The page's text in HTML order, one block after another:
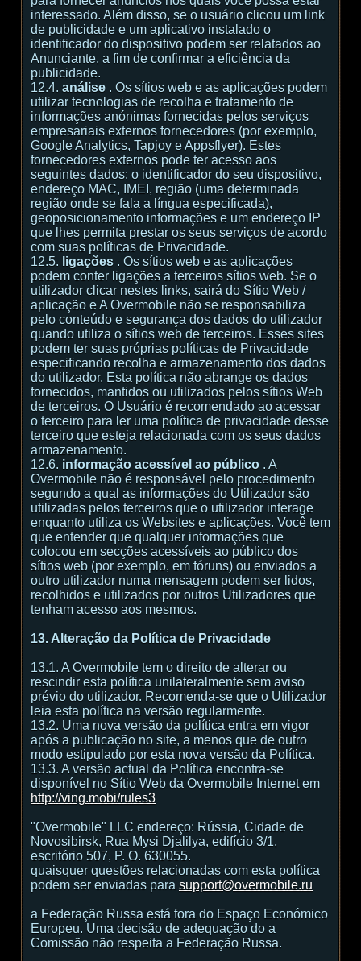
interessado. Além disso, se o usuário clicou um link
de publicidade e um aplicativo instalado o
identificador do dispositivo podem ser relatados ao
Anunciante, a fim de confirmar a eficiência da
publicidade.
12.4. análise . Os sítios web e as aplicações podem
utilizar tecnologias de recolha e tratamento de
informações anónimas fornecidas pelos serviços
empresariais externos fornecedores (por exemplo,
Google Analytics, Tapjoy e Appsflyer). Estes
fornecedores externos pode ter acesso aos
seguintes dados: o identificador do seu dispositivo,
endereço MAC, IMEI, região (uma determinada
região onde se fala a língua especificada),
geoposicionamento informações e um endereço IP
que lhes permita prestar os seus serviços de acordo
com suas políticas de Privacidade.
12.5. ligações . Os sítios web e as aplicações
podem conter ligações a terceiros sítios web. Se o
utilizador clicar nestes links, sairá do Sítio Web /
aplicação e A Overmobile não se responsabiliza
pelo conteúdo e segurança dos dados do utilizador
quando utiliza o sítios web de terceiros. Esses sites
podem ter suas próprias políticas de Privacidade
especificando recolha e armazenamento dos dados
do utilizador. Esta política não abrange os dados
fornecidos, mantidos ou utilizados pelos sítios Web
de terceiros. O Usuário é recomendado ao acessar
o terceiro para ler uma política de privacidade desse
terceiro que esteja relacionada com os seus dados
armazenamento.
12.6. informação acessível ao público . A
Overmobile não é responsável pelo procedimento
segundo a qual as informações do Utilizador são
utilizadas pelos terceiros que o utilizador interage
enquanto utiliza os Websites e aplicações. Você tem
que entender que qualquer informações que
colocou em secções acessíveis ao público dos
sítios web (por exemplo, em fóruns) ou enviados a
outro utilizador numa mensagem podem ser lidos,
recolhidos e utilizados por outros Utilizadores que
tenham acesso aos mesmos.
13. Alteração da Política de Privacidade
13.1. A Overmobile tem o direito de alterar ou
rescindir esta política unilateralmente sem aviso
prévio do utilizador. Recomenda-se que o Utilizador
leia esta política na versão regularmente.
13.2. Uma nova versão da política entra em vigor
após a publicação no site, a menos que de outro
modo estipulado por esta nova versão da Política.
13.3. A versão actual da Política encontra-se
disponível no Sítio Web da Overmobile Internet em
http://ving.mobi/rules3
"Overmobile" LLC endereço: Rússia, Cidade de
Novosibirsk, Rua Mysi Djalilya, edifício 3/1,
escritório 507, P. O. 630055.
quaisquer questões relacionadas com esta política
podem ser enviadas para support@overmobile.ru
a Federação Russa está fora do Espaço Económico
Europeu. Uma decisão de adequação do a
Comissão não respeita a Federação Russa.